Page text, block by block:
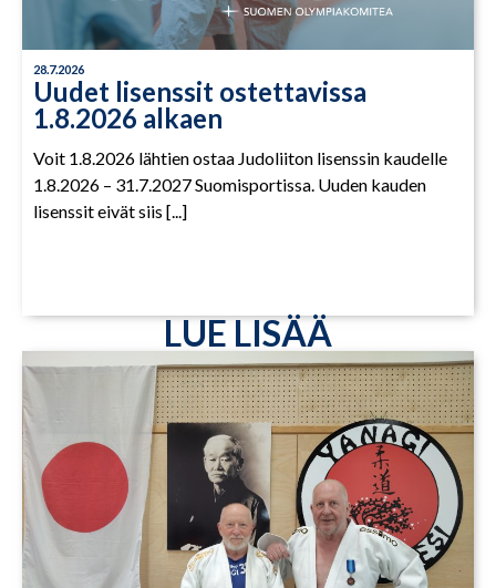
28.7.2026
Uudet lisenssit ostettavissa
1.8.2026 alkaen
Voit 1.8.2026 lähtien ostaa Judoliiton lisenssin kaudelle
1.8.2026 – 31.7.2027 Suomisportissa. Uuden kauden
lisenssit eivät siis [...]
LUE LISÄÄ